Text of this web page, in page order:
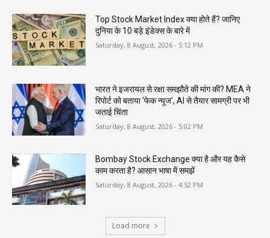
Top Stock Market Index क्या होते हैं? जानिए
दुनिया के 10 बड़े इंडेक्स के बारे में
Saturday, 8 August, 2026 - 5:12 PM
भारत ने इजरायल से रक्षा समझौते की मांग की? MEA ने
रिपोर्ट को बताया ‘फेक न्यूज’, AI से तैयार सामग्री पर भी
जताई चिंता
Saturday, 8 August, 2026 - 5:02 PM
Bombay Stock Exchange क्या है और यह कैसे
काम करता है? आसान भाषा में समझें
Saturday, 8 August, 2026 - 4:52 PM
Load more